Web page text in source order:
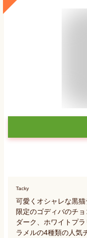
Tacky
可愛くオシャレな黒
限定のゴディバのチ
ダーク、ホワイトプ
ラメルの4種類の人気